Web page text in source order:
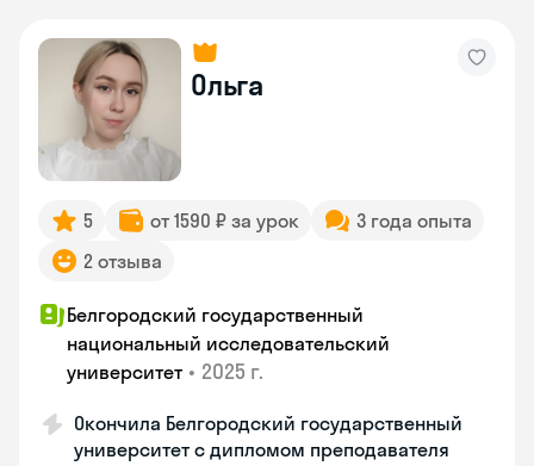
Ольга
5 от 1590 ₽ за урок
3 года опыта
2 отзыва
Белгородский государственный
национальный исследовательский
университет • 2025 г.
Окончила Белгородский государственный
университет с дипломом преподавателя